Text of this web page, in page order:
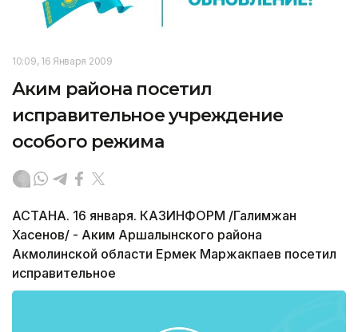
10:09, 16 Января 2009
Аким района посетил
исправительное учреждение
особого режима
АСТАНА. 16 января. КАЗИНФОРМ /Галимжан
Хасенов/ - Аким Аршалынского района
Акмолинской области Ермек Маржакпаев посетил
исправительное